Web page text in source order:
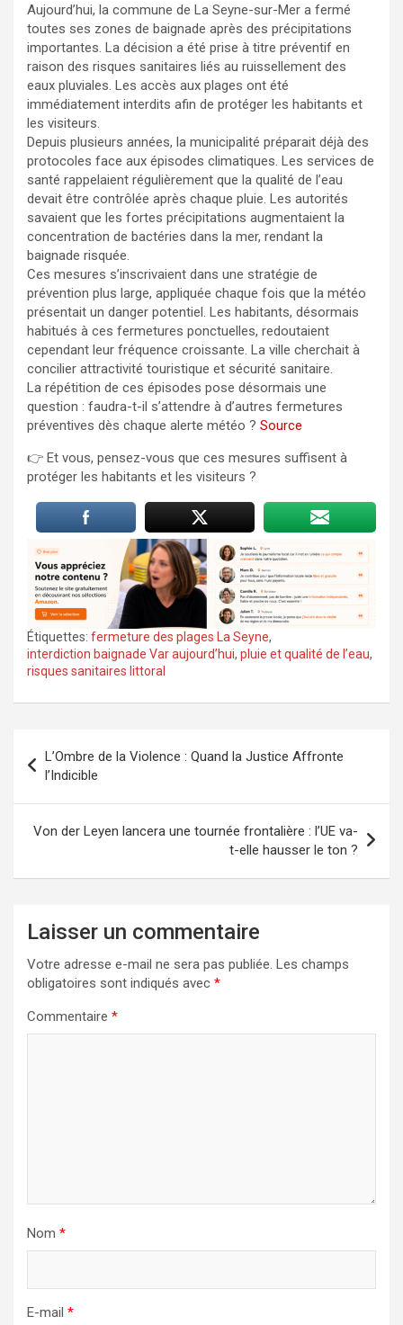
Aujourd’hui, la commune de La Seyne-sur-Mer a fermé
toutes ses zones de baignade après des précipitations
importantes. La décision a été prise à titre préventif en
raison des risques sanitaires liés au ruissellement des
eaux pluviales. Les accès aux plages ont été
immédiatement interdits afin de protéger les habitants et
les visiteurs.
Depuis plusieurs années, la municipalité préparait déjà des
protocoles face aux épisodes climatiques. Les services de
santé rappelaient régulièrement que la qualité de l’eau
devait être contrôlée après chaque pluie. Les autorités
savaient que les fortes précipitations augmentaient la
concentration de bactéries dans la mer, rendant la
baignade risquée.
Ces mesures s’inscrivaient dans une stratégie de
prévention plus large, appliquée chaque fois que la météo
présentait un danger potentiel. Les habitants, désormais
habitués à ces fermetures ponctuelles, redoutaient
cependant leur fréquence croissante. La ville cherchait à
concilier attractivité touristique et sécurité sanitaire.
La répétition de ces épisodes pose désormais une
question : faudra-t-il s’attendre à d’autres fermetures
préventives dès chaque alerte météo ? Source
👉 Et vous, pensez-vous que ces mesures suffisent à
protéger les habitants et les visiteurs ?
Étiquettes: fermeture des plages La Seyne,
interdiction baignade Var aujourd’hui, pluie et qualité de l’eau,
risques sanitaires littoral
de
l’article
L’Ombre de la Violence : Quand la Justice Affronte
l’Indicible
Von der Leyen lancera une tournée frontalière : l’UE va-
t-elle hausser le ton ?
Laisser un commentaire
Votre adresse e-mail ne sera pas publiée. Les champs
obligatoires sont indiqués avec *
Commentaire *
Nom *
E-mail *